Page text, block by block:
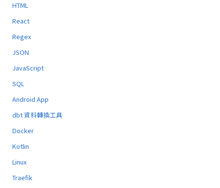
HTML
React
Regex
JSON
JavaScript
SQL
Android App
dbt 資料轉換工具
Docker
Kotlin
Linux
Traefik